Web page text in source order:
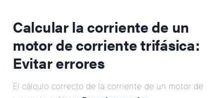
Calcular la corriente de un
motor de corriente trifásica:
Evitar errores
El cálculo correcto de la corriente de un motor de